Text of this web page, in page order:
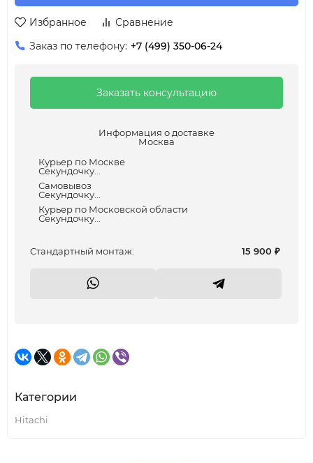
Избранное
Сравнение
Заказ по телефону: +7 (499) 350-06-24
Заказать консультацию
Информация о доставке
Москва
Курьер по Москве
Секундочку...
Самовывоз
Секундочку...
Курьер по Московской области
Секундочку...
Cтандартный монтаж: 15 900 ₽
Категории
Hitachi